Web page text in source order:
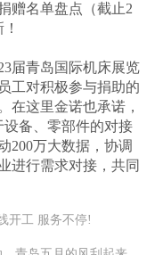
赠名单盘点（截止2
届青岛国际机床展览
工对积极参与捐助的
在这里金诺也承诺，
备、零部件的对接
200万大数据，协调
进行需求对接，共同
开工 服务不停!